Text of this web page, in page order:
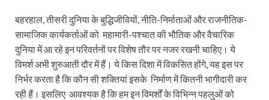
बहरहाल, तीसरी दुनिया के बुद्धिजीवियों, नीति-निर्माताओं और राजनीतिक-
सामाजिक कार्यकर्ताओं को महामारी-पश्चात की भौतिक और वैचारिक
दुनिया में आ रहे इन परिवर्तनों पर विशेष तौर पर नजर रखनी चाहिए। ये
विमर्श अभी शुरुआती दौर में हैं। ये किस दिशा में विकसित होंगे, यह इस पर
निर्भर करता है कि कौन सी शक्तियां इसके निर्माण में कितनी भागीदारी कर
रही हैं। इसलिए आवश्यक है कि हम इन विमर्शों के विभिन्न पहलुओं को